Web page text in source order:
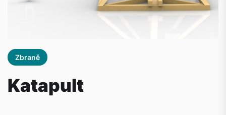
Zbraně
Katapult